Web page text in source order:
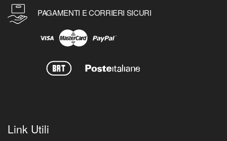
PAGAMENTI E CORRIERI SICURI
Link Utili